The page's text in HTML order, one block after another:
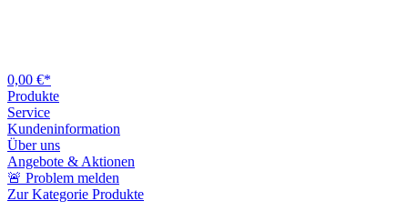
0,00 €*
Produkte
Service
Kundeninformation
Über uns
Angebote & Aktionen
🚨 Problem melden
Zur Kategorie Produkte